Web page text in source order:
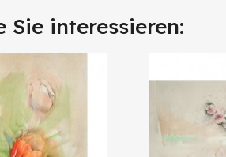
Sie interessieren: